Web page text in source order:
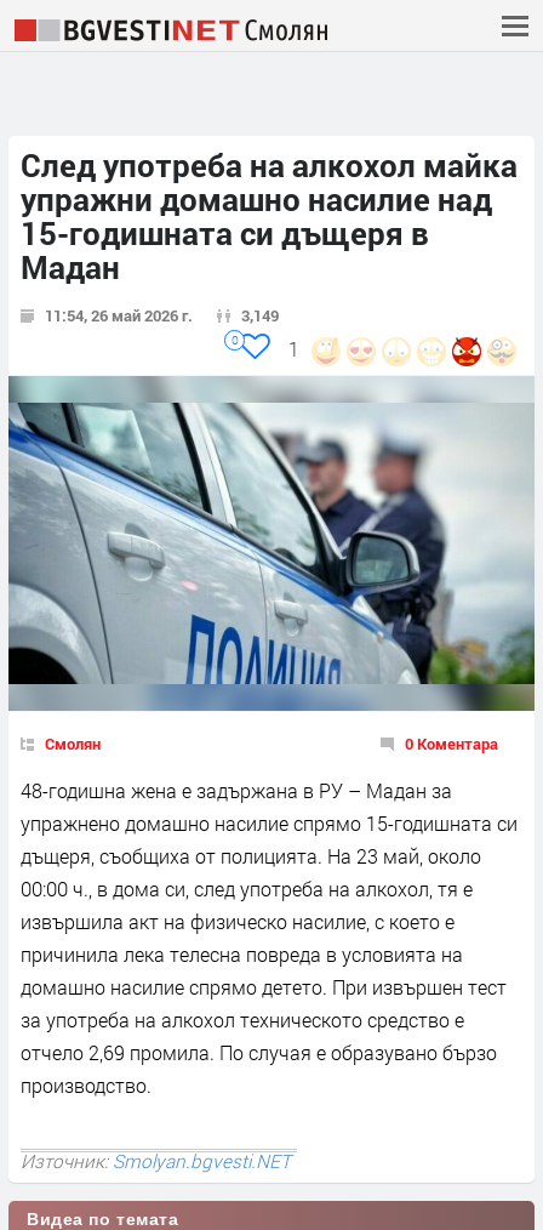
След употреба на алкохол майка
упражни домашно насилие над
15-годишната си дъщеря в
Мадан
11:54, 26 май 2026 г. 3,149
1
0
Смолян 0 Коментара
48-годишна жена е задържана в РУ – Мадан за
упражнено домашно насилие спрямо 15-годишната си
дъщеря, съобщиха от полицията. На 23 май, около
00:00 ч., в дома си, след употреба на алкохол, тя е
извършила акт на физическо насилие, с което е
причинила лека телесна повреда в условията на
домашно насилие спрямо детето. При извършен тест
за употреба на алкохол техническото средство е
отчело 2,69 промила. По случая е образувано бързо
производство.
Източник:Smolyan.bgvesti.NET
Видеа по темата